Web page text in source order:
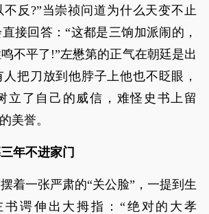
反?”当崇祯问道为什么天变不止
接回答：“这都是三饷加派闹的，
不平了!”左懋第的正气在朝廷是出
把刀放到他脖子上他也不眨眼，
立了自己的威信，难怪史书上留
美誉。
年不进家门
着一张严肃的“关公脸”，一提到生
谔伸出大拇指：“绝对的大孝